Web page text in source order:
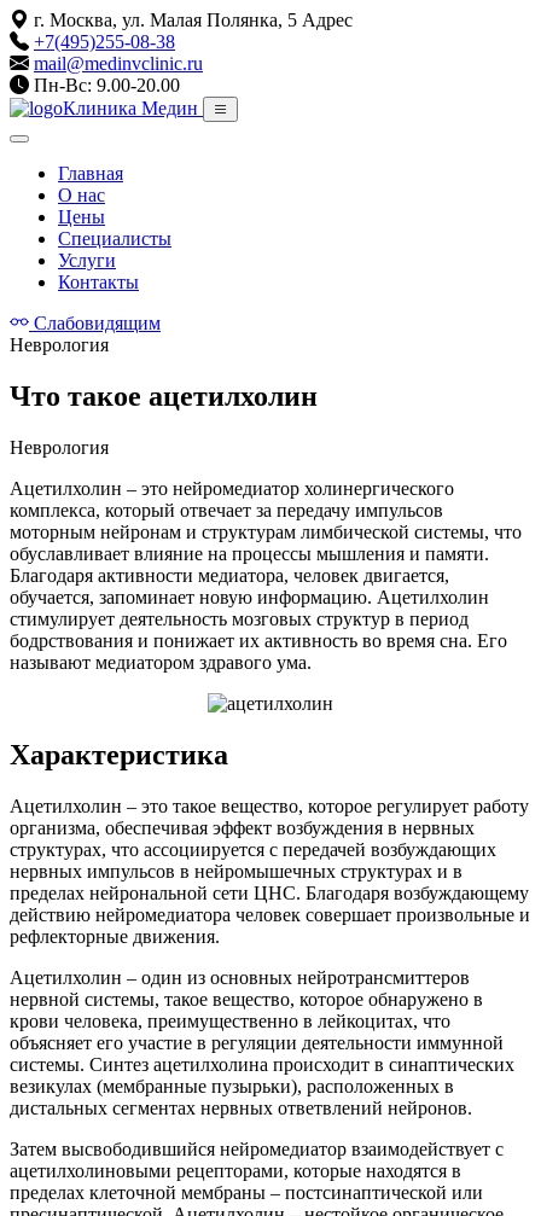
г. Москва, ул. Малая Полянка, 5 Адрес
+7(495)255-08-38
mail@medinvclinic.ru
Пн-Вс: 9.00-20.00
Клиника Медин
Главная
О нас
Цены
Специалисты
Услуги
Контакты
Слабовидящим
Неврология
Что такое ацетилхолин
Неврология
Ацетилхолин – это нейромедиатор холинергического
комплекса, который отвечает за передачу импульсов
моторным нейронам и структурам лимбической системы, что
обуславливает влияние на процессы мышления и памяти.
Благодаря активности медиатора, человек двигается,
обучается, запоминает новую информацию. Ацетилхолин
стимулирует деятельность мозговых структур в период
бодрствования и понижает их активность во время сна. Его
называют медиатором здравого ума.
Характеристика
Ацетилхолин – это такое вещество, которое регулирует работу
организма, обеспечивая эффект возбуждения в нервных
структурах, что ассоциируется с передачей возбуждающих
нервных импульсов в нейромышечных структурах и в
пределах нейрональной сети ЦНС. Благодаря возбуждающему
действию нейромедиатора человек совершает произвольные и
рефлекторные движения.
Ацетилхолин – один из основных нейротрансмиттеров
нервной системы, такое вещество, которое обнаружено в
крови человека, преимущественно в лейкоцитах, что
объясняет его участие в регуляции деятельности иммунной
системы. Синтез ацетилхолина происходит в синаптических
везикулах (мембранные пузырьки), расположенных в
дистальных сегментах нервных ответвлений нейронов.
Затем высвободившийся нейромедиатор взаимодействует с
ацетилхолиновыми рецепторами, которые находятся в
пределах клеточной мембраны – постсинаптической или